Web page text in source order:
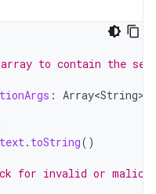
to contain the
: Array<String>
text . toString()
for invalid or